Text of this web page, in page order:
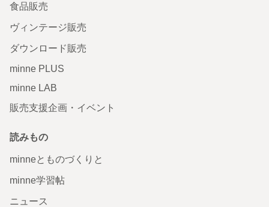
食品販売
ヴィンテージ販売
ダウンロード販売
minne PLUS
minne LAB
販売支援企画・イベント
読みもの
minneとものづくりと
minne学習帖
ニュース